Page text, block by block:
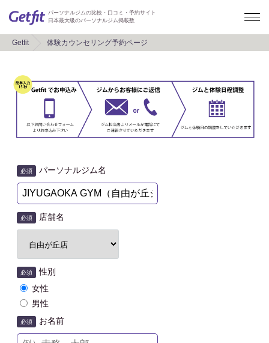
パーソナルジムの比較・口コミ・予約サイト
日本最大級のパーソナルジム掲載数
Getfit 体験カウンセリング予約ページ
必須 パーソナルジム名
必須 店舗名
必須
性別
女性
男性
必須 お名前